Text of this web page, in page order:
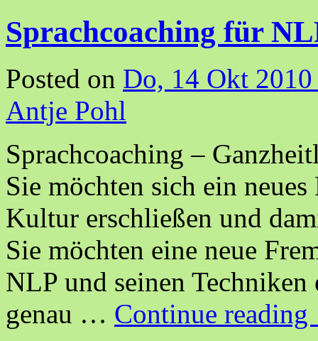
Sprachcoaching für
Posted on Do, 14 Okt 2010
Antje Pohl
Sprachcoaching –
Sie möchten sich ein
Kultur erschließen und
Sie möchten eine neue
NLP und seinen
genau … Continue reading